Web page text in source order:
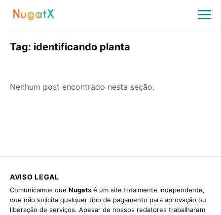
Tag: identificando planta
Nenhum post encontrado nesta seção.
AVISO LEGAL
Comunicamos que Nugatx é um site totalmente independente,
que não solicita qualquer tipo de pagamento para aprovação ou
liberação de serviços. Apesar de nossos redatores trabalharem